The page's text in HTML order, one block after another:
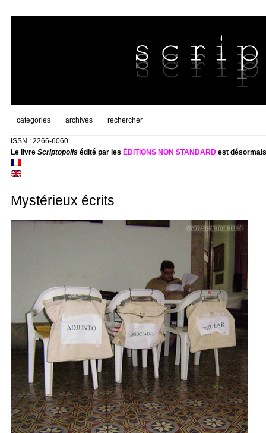
categories archives rechercher
ISSN : 2266-6060
Le livre Scriptopolisédité par les ÉDITIONS NON STANDARDest
Mystérieux écrits